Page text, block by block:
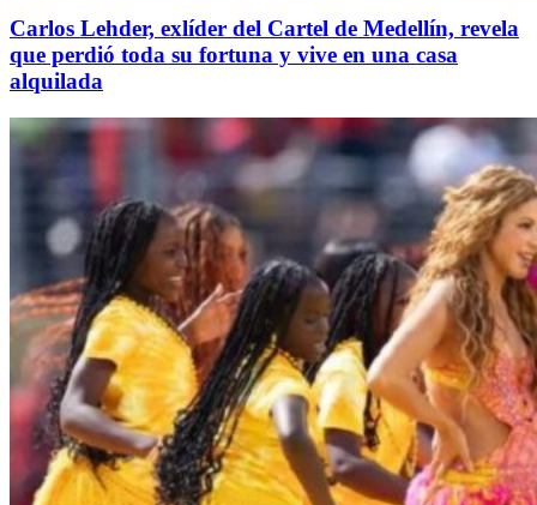
Carlos Lehder, exlíder del Cartel de Medellín, revela
que perdió toda su fortuna y vive en una casa
alquilada